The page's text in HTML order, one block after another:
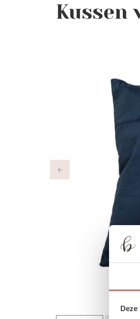
Kussen
Previous